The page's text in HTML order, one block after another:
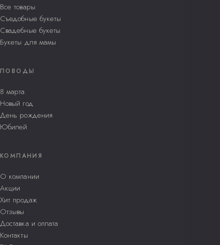
Все товары
Съедобные букеты
Свадебные букеты
Букеты для мамы
ПОВОДЫ
8 марта
Новый год
День рождения
Юбилей
КОМПАНИЯ
О компании
Акции
Хит продаж
Отзывы
Доставка и оплата
Контакты